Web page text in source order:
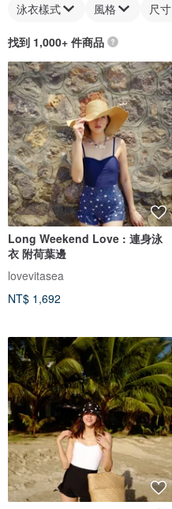
泳衣樣式 風格 尺寸
找到 1,000+ 件商品
Long Weekend Love : 連身泳
衣 附荷葉邊
lovevitasea
NT$ 1,692